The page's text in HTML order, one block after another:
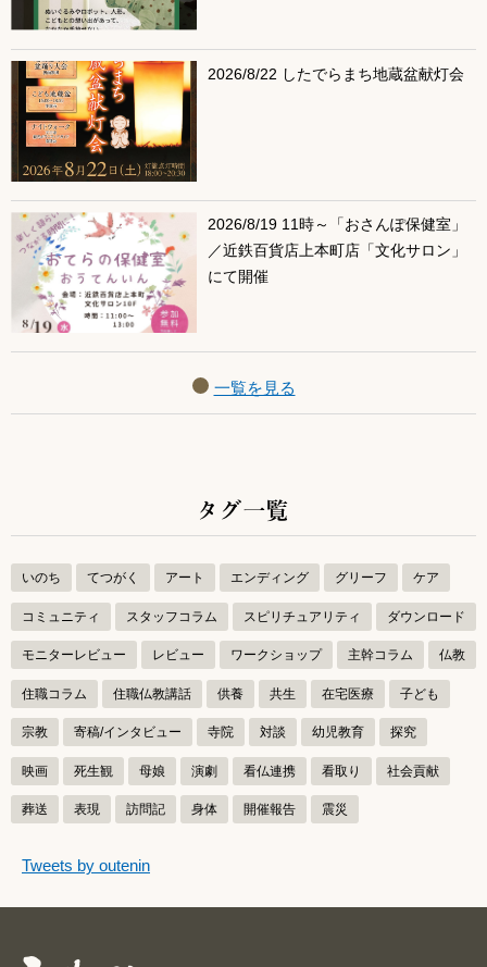
2026/8/22 したでらまち地蔵盆献灯会
2026/8/19 11時～「おさんぽ保健室」
／近鉄百貨店上本町店「文化サロン」
にて開催
一覧を見る
タグ一覧
いのち てつがく アート エンディング グリーフ ケア
コミュニティ スタッフコラム スピリチュアリティ ダウンロード
モニターレビュー レビュー ワークショップ 主幹コラム 仏教
住職コラム 住職仏教講話 供養 共生 在宅医療 子ども
宗教 寄稿/インタビュー 寺院 対談 幼児教育 探究
映画 死生観 母娘 演劇 看仏連携 看取り 社会貢献
葬送 表現 訪問記 身体 開催報告 震災
つぶやき
つぶやきをスキップする
Tweets by outenin